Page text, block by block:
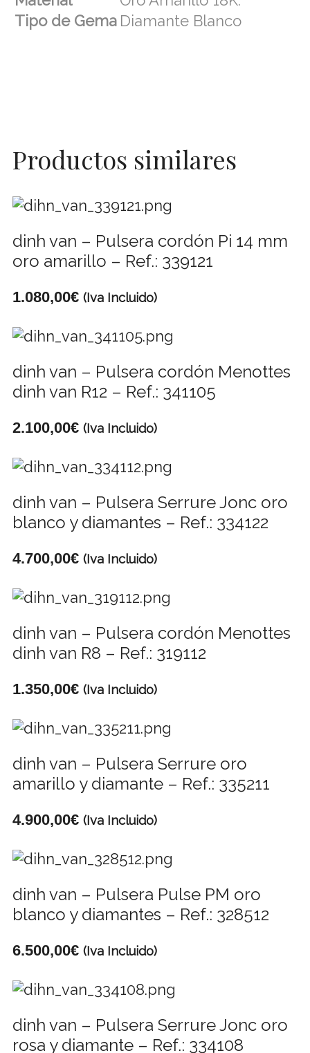
Tipo de Gema Diamante Blanco
Productos similares
dinh van – Pulsera cordón Pi 14 mm
oro amarillo – Ref.: 339121
1.080,00€ (Iva Incluido)
dinh van – Pulsera cordón Menottes
dinh van R12 – Ref.: 341105
2.100,00€ (Iva Incluido)
dinh van – Pulsera Serrure Jonc oro
blanco y diamantes – Ref.: 334122
4.700,00€ (Iva Incluido)
dinh van – Pulsera cordón Menottes
dinh van R8 – Ref.: 319112
1.350,00€ (Iva Incluido)
dinh van – Pulsera Serrure oro
amarillo y diamante – Ref.: 335211
4.900,00€ (Iva Incluido)
dinh van – Pulsera Pulse PM oro
blanco y diamantes – Ref.: 328512
6.500,00€ (Iva Incluido)
dinh van – Pulsera Serrure Jonc oro
rosa y diamante – Ref.: 334108